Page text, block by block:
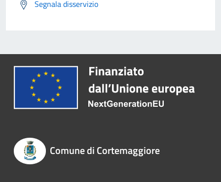
Segnala disservizio
Comune di Cortemaggiore